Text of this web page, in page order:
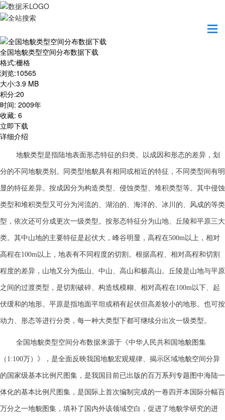
全国地貌类型空间分布数据下载
格式:栅格
浏览:10565
大小:3.9 MB
积分:20
时间: 2009年
收藏: 6
立即下载
详细介绍
地貌类型是指陆地表面形态特征的归类。以成因和形态的差异，划
分的不同地貌类别。同类型地貌具有相同或相近的特征，不同类型间有明
显的特征差异。按成因分为构造类型、侵蚀类型、堆积类型等。其中侵蚀
类型和堆积类型又可分为河流的、湖泊的、海洋的、冰川的、风成的等类
型，依次还可分成更次一级类型。按形态特征分为山地、丘陵和平原三大
类。其中山地的主要特征是起伏大，峰谷明显，高程在500m 以上，相对
高程在100m 以上，地表有不同程度的切割。根据高程、相对高程和切割
程度的差异，山地又分为低山、中山、高山和极高山。丘陵是山地与平原
之间的过渡类型，是切割破碎、构造线模糊、相对高程在100m 以下、起
伏缓和的地形。平原是指地面平坦或稍有起伏但高差较小的地形。也可按
动力、形态等进行分类，每一种大类型下都可继续分出次一级类型。
全国地貌类型空间分布数据来源于《中华人民共和国地貌图集
（ 1:100万）》，是全面反映我国地貌宏观规律、揭示区域地貌空间分异
的国家级基本比例尺图集，是我国目前已出版的百万系列专题图中海陆一
体化的基本比例尺图集，是国际上首次编制完成的一卷四开本国际分幅百
万分之一地貌图集，填补了国内外该领域空白，促进了地貌学研究的进